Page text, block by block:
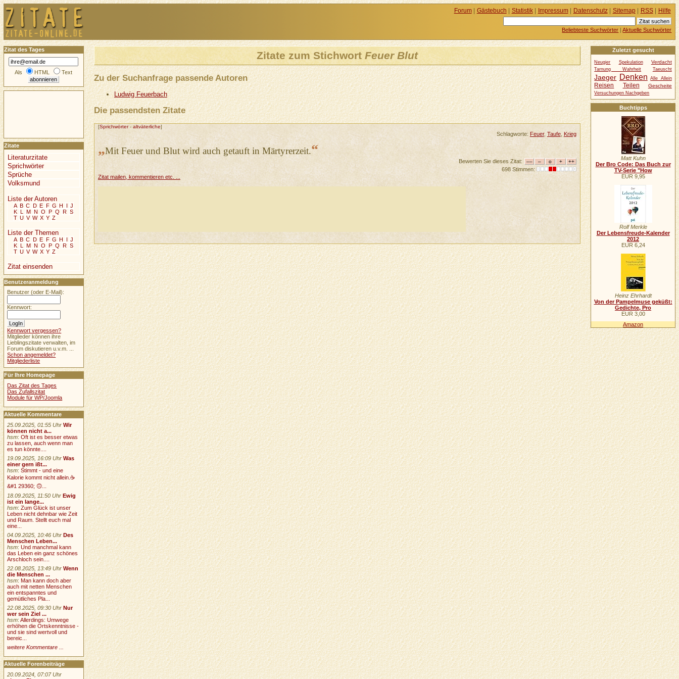
Zitate zum Stichwort Feuer Blut
Zu der Suchanfrage passende Autoren
Ludwig Feuerbach
Die passendsten Zitate
[Sprichwörter- altväterliche]
Schlagworte: Feuer, Taufe, Krieg
„Mit Feuer und Blut wird auch getauft in Märtyrerzeit.“
Bewerten Sie dieses Zitat:
698 Stimmen:
Zitat mailen, kommentieren etc. ...
Zuletzt gesucht
Neugier Spekulation Verdacht
Tarnung Wahrheit Taeuscht
Jaeger Denken Alle Allein
Reisen Teilen Gescheite
Versuchungen Nachgeben
Buchtipps
Matt Kuhn
Der Bro Code: Das Buch zur
TV-Serie "How
EUR 9,95
Rolf Merkle
Der Lebensfreude-Kalender
2012
EUR 6,24
Heinz Ehrhardt
Von der Pampelmuse geküßt:
Gedichte, Pro
EUR 3,00
Amazon
Zitat des Tages
Als HTML Text
Zitate
Literaturzitate
Sprichwörter
Sprüche
Volksmund
Liste der Autoren
A B C D E F G H I J
K L M N O P Q R S
T U V W X Y Z
Liste der Themen
A B C D E F G H I J
K L M N O P Q R S
T U V W X Y Z
Zitat einsenden
Benutzeranmeldung
Benutzer (oder E-Mail):
Kennwort:
Kennwort vergessen?
Mitglieder können ihre
Lieblingszitate verwalten, im
Forum diskutieren u.v.m. ...
Schon angemeldet?
Mitgliederliste
Für Ihre Homepage
Das Zitat des Tages
Das Zufallszitat
Module für WP/Joomla
Aktuelle Kommentare
25.09.2025, 01:55 Uhr Wir
können nicht a...
hsm:Oft ist es besser etwas
zu lassen, auch wenn man
es tun könnte....
19.09.2025, 16:09 Uhr Was
einer gern ißt...
hsm:Stimmt - und eine
Kalorie kommt nicht allein.☕
&#1 29360; 🙃...
18.09.2025, 11:50 Uhr Ewig
ist ein lange...
hsm:Zum Glück ist unser
Leben nicht dehnbar wie Zeit
und Raum. Stellt euch mal
eine...
04.09.2025, 10:46 Uhr Des
Menschen Leben...
hsm:Und manchmal kann
das Leben ein ganz schönes
Arschloch sein....
22.08.2025, 13:49 Uhr Wenn
die Menschen ...
hsm:Man kann doch aber
auch mit netten Menschen
ein entspanntes und
gemütliches Pla...
22.08.2025, 09:30 Uhr Nur
wer sein Ziel ...
hsm:Allerdings: Umwege
erhöhen die Ortskenntnisse -
und sie sind wertvoll und
bereic...
weitere Kommentare ...
Aktuelle Forenbeiträge
20.09.2024, 07:07 Uhr
Forum| Gästebuch | Statistik| Impressum| Datenschutz| Sitemap| RSS| Hilfe
Beliebteste Suchwörter |Aktuelle Suchwörter